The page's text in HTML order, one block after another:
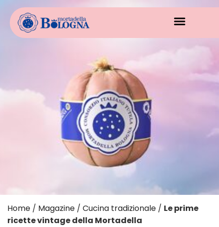
Home / Magazine / Cucina tradizionale / Le prime
ricette vintage della Mortadella